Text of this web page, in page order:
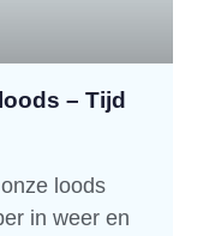
– Tijd
loods
in weer en